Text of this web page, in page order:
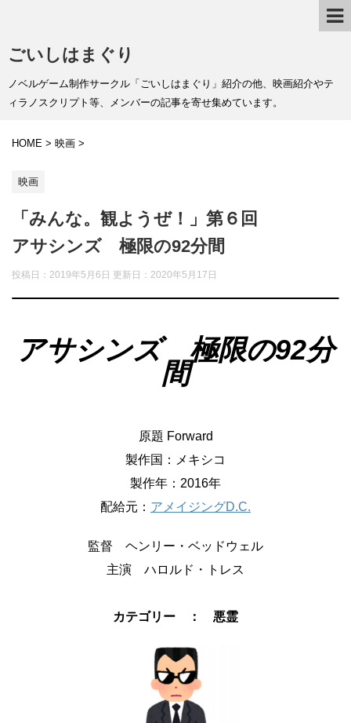
ごいしはまぐり
ノベルゲーム制作サークル「ごいしはまぐり」紹介の他、映画紹介やテ
ィラノスクリプト等、メンバーの記事を寄せ集めています。
HOME > 映画 >
映画
「みんな。観ようぜ！」第６回
アサシンズ 極限の92分間
投稿日：2019年5月6日 更新日： 2020年5月17日
アサシンズ 極限の92分
間
原題 Forward
製作国：メキシコ
製作年：2016年
配給元： アメイジングD.C.
監督 ヘンリー・ベッドウェル
主演 ハロルド・トレス
カテゴリー ： 悪霊